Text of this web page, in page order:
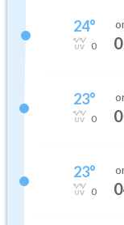
24°
0
23°
0
23°
0